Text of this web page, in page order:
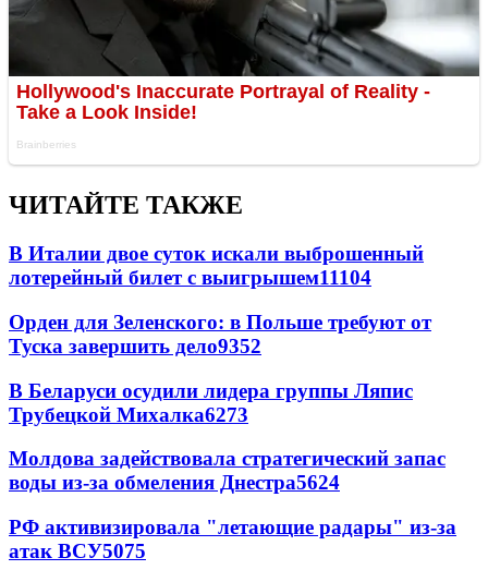
ЧИТАЙТЕ ТАКЖЕ
В Италии двое суток искали выброшенный
лотерейный билет с выигрышем11104
Орден для Зеленского: в Польше требуют от
Туска завершить дело9352
В Беларуси осудили лидера группы Ляпис
Трубецкой Михалка6273
Молдова задействовала стратегический запас
воды из-за обмеления Днестра5624
РФ активизировала "летающие радары" из-за
атак ВСУ5075